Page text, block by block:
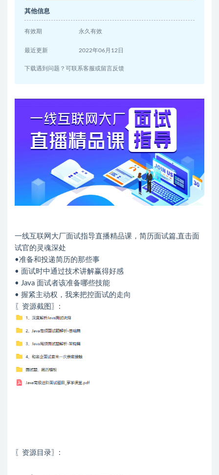
其他信息
有效期 永久有效
最近更新 2022年06月12日
下载遇到问题？可联系客服或留言反馈
一线互联网大厂面试指导直播精品课，简历面试篇,直击面
试官的灵魂深处
•准备和投递简历的那些事
• 面试时中通过技术讲解赢得好感
• Java 面试者该准备哪些技能
• 握紧主动权，我来把控面试的走向
〖资源截图〗:
〖资源目录〗: